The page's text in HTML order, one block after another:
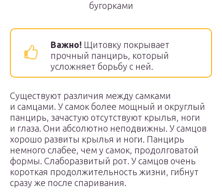
бугорками
Важно! Щитовку покрывает
прочный панцирь, который
усложняет борьбу с ней.
Существуют различия между самками
и самцами. У самок более мощный и округлый
панцирь, зачастую отсутствуют крылья, ноги
и глаза. Они абсолютно неподвижны. У самцов
хорошо развиты крылья и ноги. Панцирь
немного слабее, чем у самок, продолговатой
формы. Слаборазвитый рот. У самцов очень
короткая продолжительность жизни, гибнут
сразу же после спаривания.